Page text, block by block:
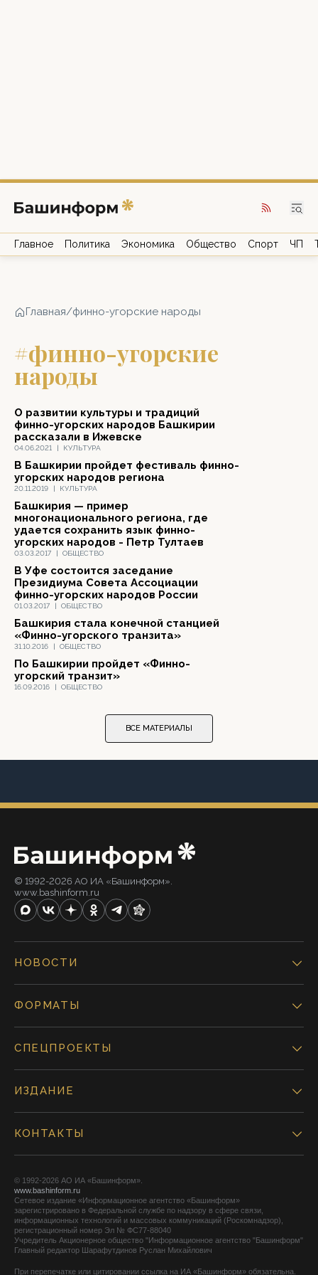
Главное Политика Экономика Общество Спорт ЧП
Главная/финно-угорские народы
#финно-угорские
народы
04.06.2021 | КУЛЬТУРА
О развитии культуры и традиций
финно-угорских народов Башкирии
рассказали в Ижевске
20.11.2019 | КУЛЬТУРА
В Башкирии пройдет фестиваль финно-
угорских народов региона
03.03.2017 | ОБЩЕСТВО
Башкирия — пример
многонационального региона, где
удается сохранить язык финно-
угорских народов - Петр Тултаев
01.03.2017 | ОБЩЕСТВО
В Уфе состоится заседание
Президиума Совета Ассоциации
финно-угорских народов России
31.10.2016 | ОБЩЕСТВО
Башкирия стала конечной станцией
«Финно-угорского транзита»
16.09.2016 | ОБЩЕСТВО
По Башкирии пройдет «Финно-
угорский транзит»
ВСЕ МАТЕРИАЛЫ
© 1992-2026 АО ИА «Башинформ».
www.bashinform.ru
НОВОСТИ
ФОРМАТЫ
СПЕЦПРОЕКТЫ
ИЗДАНИЕ
КОНТАКТЫ
© 1992-2026 АО ИА «Башинформ».
www.bashinform.ru
Сетевое издание «Информационное агентство «Башинформ»
зарегистрировано в Федеральной службе по надзору в сфере связи,
информационных технологий и массовых коммуникаций (Роскомнадзор),
регистрационный номер Эл № ФС77-88040
Учредитель Акционерное общество "Информационное агентство "Башинформ"
Главный редактор Шарафутдинов Руслан Михайлович
При перепечатке или цитировании ссылка на ИА «Башинформ» обязательна.